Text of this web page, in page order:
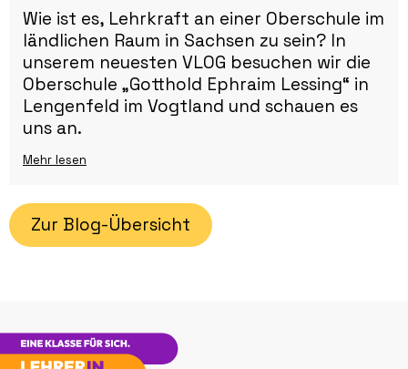
Wie ist es, Lehrkraft an einer Oberschule im
ländlichen Raum in Sachsen zu sein? In
unserem neuesten VLOG besuchen wir die
Oberschule „Gotthold Ephraim Lessing“ in
Lengenfeld im Vogtland und schauen es
uns an.
Mehr lesen
Zur Blog-Übersicht